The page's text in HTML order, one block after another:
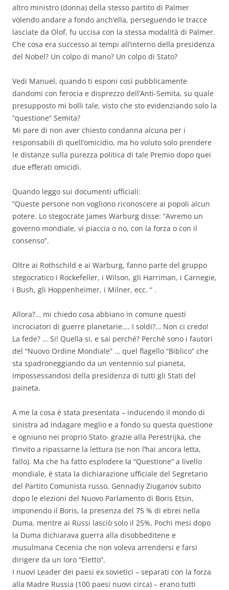
altro ministro (donna) della stesso partito di Palmer
volendo andare a fondo anch’ella, perseguendo le tracce
lasciate da Olof, fu uccisa con la stessa modalità di Palmer.
Che cosa era successo ai tempi all’interno della presidenza
del Nobel? Un colpo di mano? Un colpo di Stato?
Vedi Manuel, quando ti esponi così pubblicamente
dandomi con ferocia e disprezzo dell’Anti-Semita, su quale
presupposto mi bolli tale, visto che sto evidenziando solo la
“questione” Semita?
Mi pare di non aver chiesto condanna alcuna per i
responsabili di quell’omicidio, ma ho voluto solo prendere
le distanze sulla purezza politica di tale Premio dopo quei
due efferati omicidi.
Quando leggo sui documenti ufficiali:
”Queste persone non vogliono riconoscere ai popoli alcun
potere. Lo stegocrate James Warburg disse: “Avremo un
governo mondiale, vi piaccia o no, con la forza o con il
consenso”.
Oltre ai Rothschild e ai Warburg, fanno parte del gruppo
stegocratico i Rockefeller, i Wilson, gli Harriman, i Carnegie,
i Bush, gli Hoppenheimer, i Milner, ecc. “ .
Allora?… mi chiedo cosa abbiano in comune questi
incrociatori di guerre planetarie…. I soldi?… Non ci credo!
La fede? … Si! Quella si, e sai perché? Perché sono i fautori
del “Nuovo Ordine Mondiale” … quel flagello “Biblico” che
sta spadroneggiando da un ventennio sul pianeta,
impossessandosi della presidenza di tutti gli Stati del
paineta.
A me la cosa è stata presentata – inducendo il mondo di
sinistra ad indagare meglio e a fondo su questa questione
e ogniuno nei proprio Stato- grazie alla Perestrijka, che
t’invito a ripassarne la lettura (se non l’hai ancora letta,
fallo). Ma che ha fatto esplodere la “Questione” a livello
mondiale, è stata la dichiarazione ufficiale del Segretario
del Partito Comunista russo, Gennadiy Ziuganov subito
dopo le elezioni del Nuovo Parlamento di Boris Etsin,
imponendo il Boris, la presenza del 75 % di ebrei nella
Duma, mentre ai Russi lasciò solo il 25%, Pochi mesi dopo
la Duma dichiarava guerra alla disobbeditene e
musulmana Cecenia che non voleva arrendersi e farsi
dirigere da un loro “Eletto”.
I nuovi Leader dei paesi ex sovietici – separati con la forza
alla Madre Russia (100 paesi nuovi circa) – erano tutti